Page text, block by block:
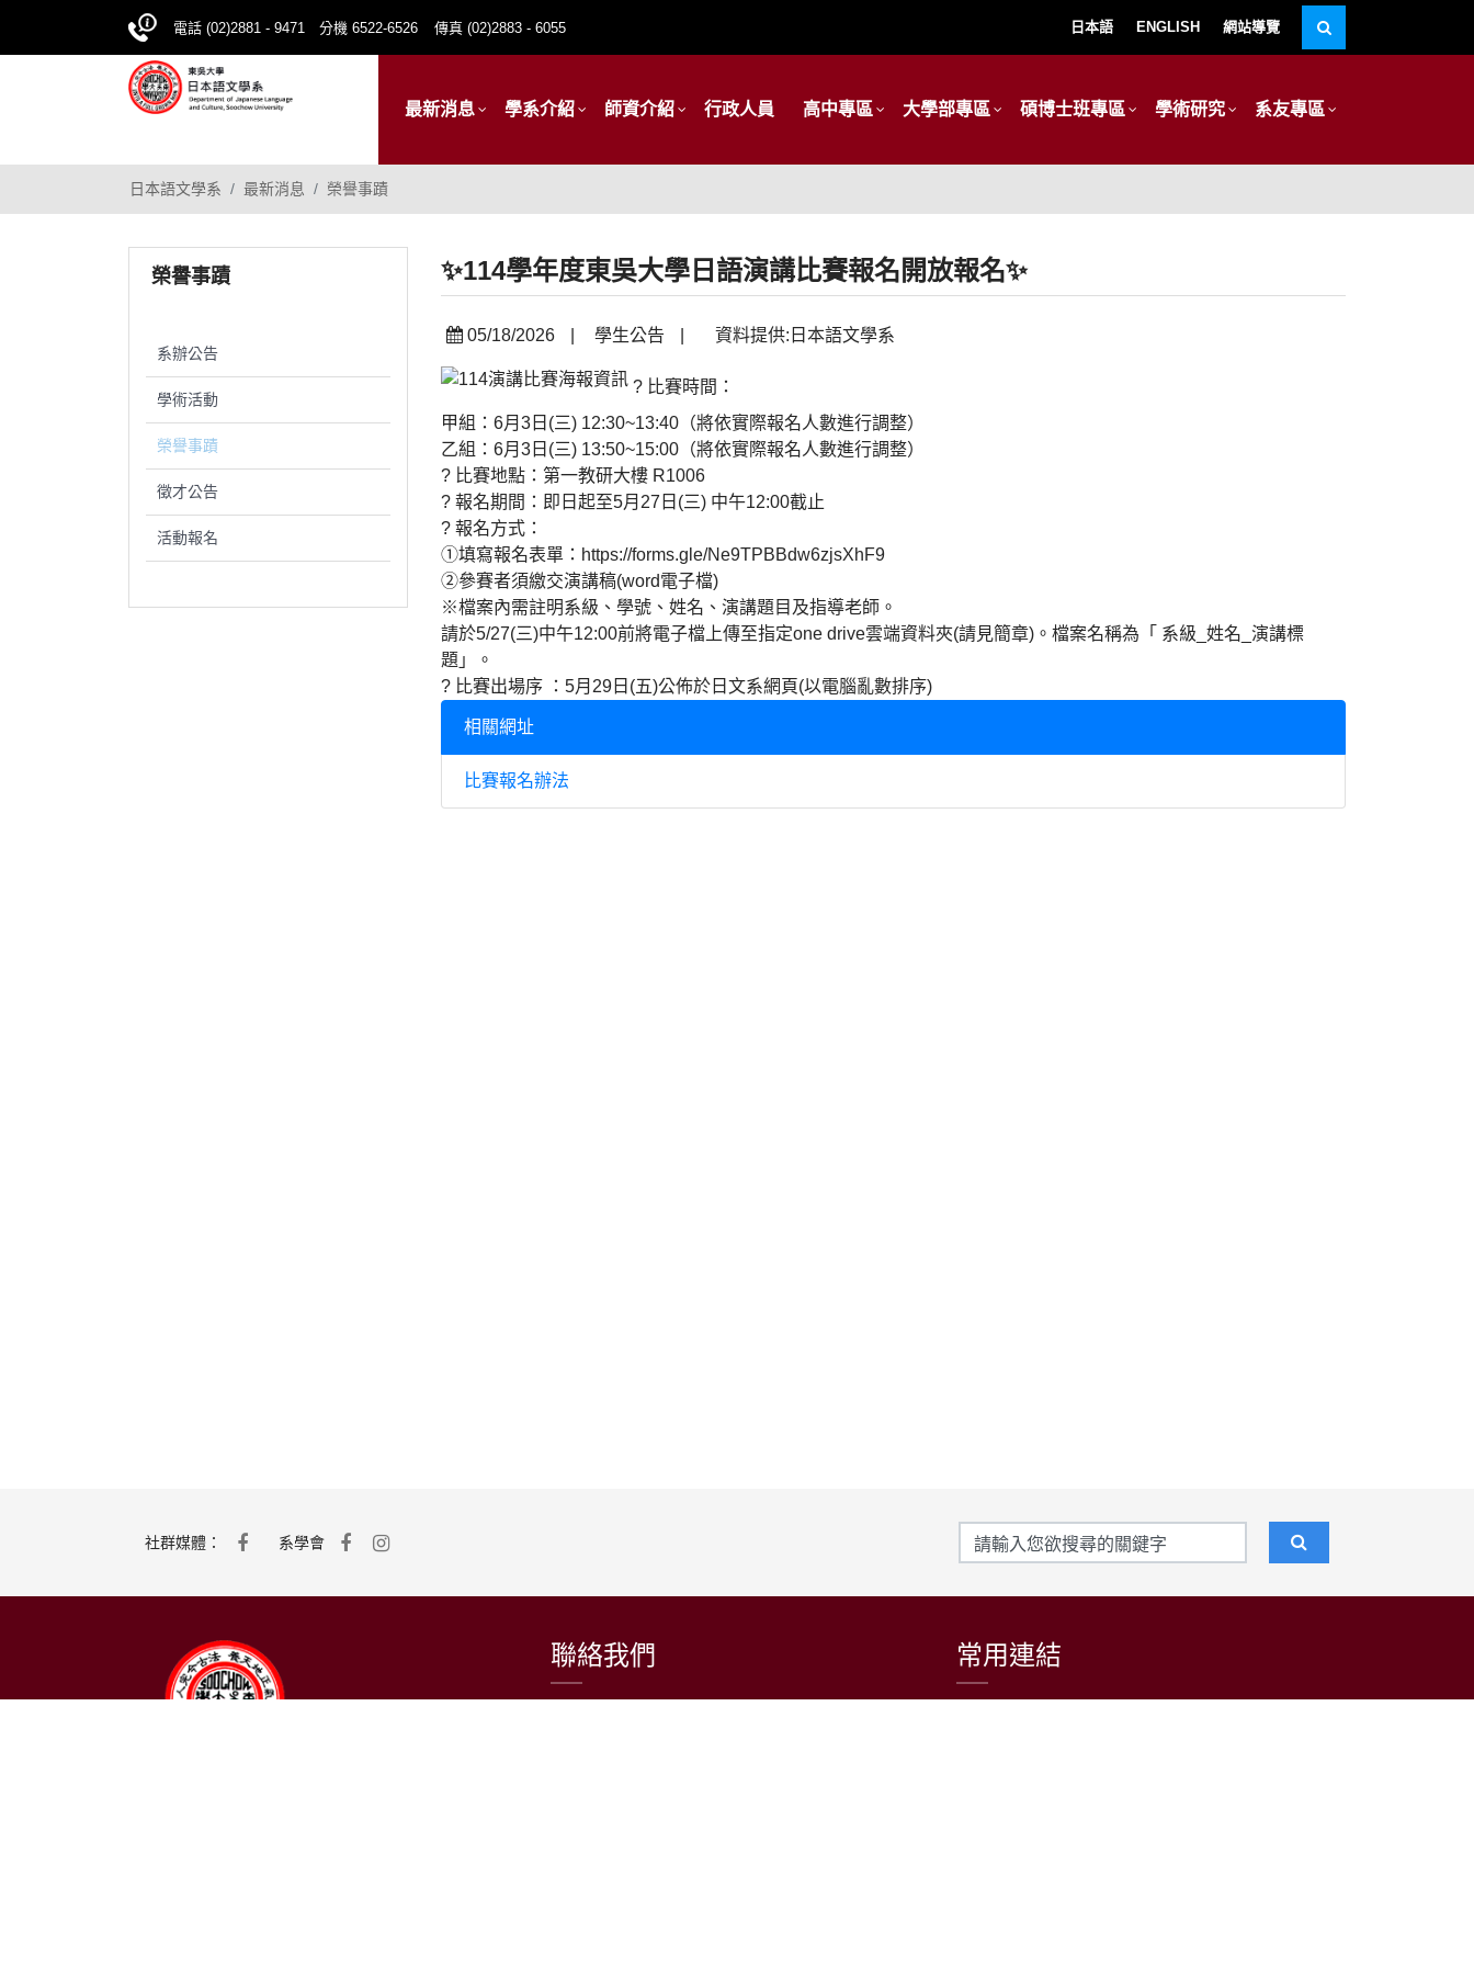
電話 (02)2881 - 9471 分機 6522-6526 傳真 (02)2883 - 6055 日本語 ENGLISH 網站導覽
最新消息 學系介紹 師資介紹 行政人員 高中專區 大學部專區 碩博士班專區 學術研究 系友專區
日本語文學系 最新消息 榮譽事蹟
榮譽事蹟
系辦公告
學術活動
榮譽事蹟
徵才公告
活動報名
✨114學年度東吳大學日語演講比賽報名開放報名✨
05/18/2026 學生公告 資料提供:日本語文學系
? 比賽時間：
甲組：6月3日(三) 12:30~13:40（將依實際報名人數進行調整）
乙組：6月3日(三) 13:50~15:00（將依實際報名人數進行調整）
? 比賽地點：第一教研大樓 R1006
? 報名期間：即日起至5月27日(三) 中午12:00截止
? 報名方式：
①填寫報名表單：https://forms.gle/Ne9TPBBdw6zjsXhF9
②參賽者須繳交演講稿(word電子檔)
※檔案內需註明系級、學號、姓名、演講題目及指導老師。
請於5/27(三)中午12:00前將電子檔上傳至指定one drive雲端資料夾(請見簡章)。檔案名稱為「 系級_姓名_演講標
題」。
? 比賽出場序 ：5月29日(五)公佈於日文系網頁(以電腦亂數排序)
相關網址
比賽報名辦法
社群媒體： 系學會
聯絡我們 常用連結